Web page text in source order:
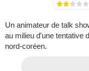
Un animateur de talk
au milieu d'une tentative
nord-coréen.